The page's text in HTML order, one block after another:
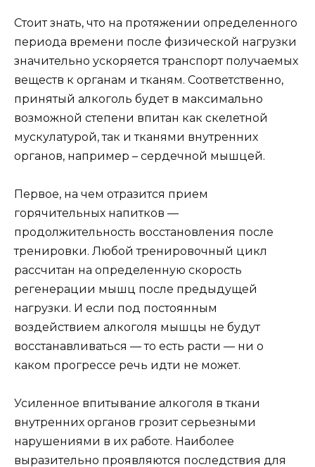
Стоит знать, что на протяжении определенного
периода времени после физической нагрузки
значительно ускоряется транспорт получаемых
веществ к органам и тканям. Соответственно,
принятый алкоголь будет в максимально
возможной степени впитан как скелетной
мускулатурой, так и тканями внутренних
органов, например – сердечной мышцей.
Первое, на чем отразится прием
горячительных напитков —
продолжительность восстановления после
тренировки. Любой тренировочный цикл
рассчитан на определенную скорость
регенерации мышц после предыдущей
нагрузки. И если под постоянным
воздействием алкоголя мышцы не будут
восстанавливаться — то есть расти — ни о
каком прогрессе речь идти не может.
Усиленное впитывание алкоголя в ткани
внутренних органов грозит серьезными
нарушениями в их работе. Наиболее
выразительно проявляются последствия для